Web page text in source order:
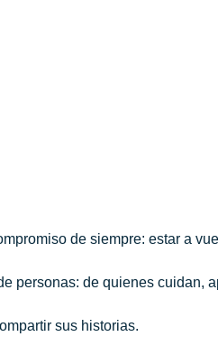
de siempre: estar a
personas: de quienes cuidan,
sus historias.